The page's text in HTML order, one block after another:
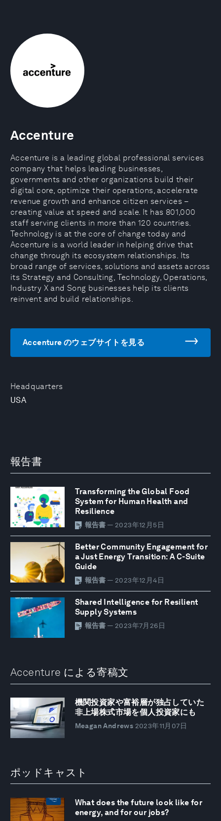
Headquarters
USA
Accenture
Accenture is a leading global professional services
company that helps leading businesses,
governments and other organizations build their
digital core, optimize their operations, accelerate
revenue growth and enhance citizen services –
creating value at speed and scale. It has 801,000
staff serving clients in more than 120 countries.
Technology is at the core of change today and
Accenture is a world leader in helping drive that
change through its ecosystem relationships. Its
broad range of services, solutions and assets across
its Strategy and Consulting, Technology, Operations,
Industry X and Song businesses help its clients
reinvent and build relationships.
Accenture のウェブサイトを見る
報告書
Transforming the Global Food
System for Human Health and
Resilience
報告書 — 2023年12月5日
Better Community Engagement for
a Just Energy Transition: A C-Suite
Guide
報告書 — 2023年12月4日
Shared Intelligence for Resilient
Supply Systems
報告書 — 2023年7月26日
Accenture による寄稿文
機関投資家や富裕層が独占していた
非上場株式市場を個人投資家にも
Meagan Andrews 2023年11月07日
ポッドキャスト
What does the future look like for
energy, and for our jobs?